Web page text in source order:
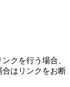
クを行う場合、
はリンクをお断